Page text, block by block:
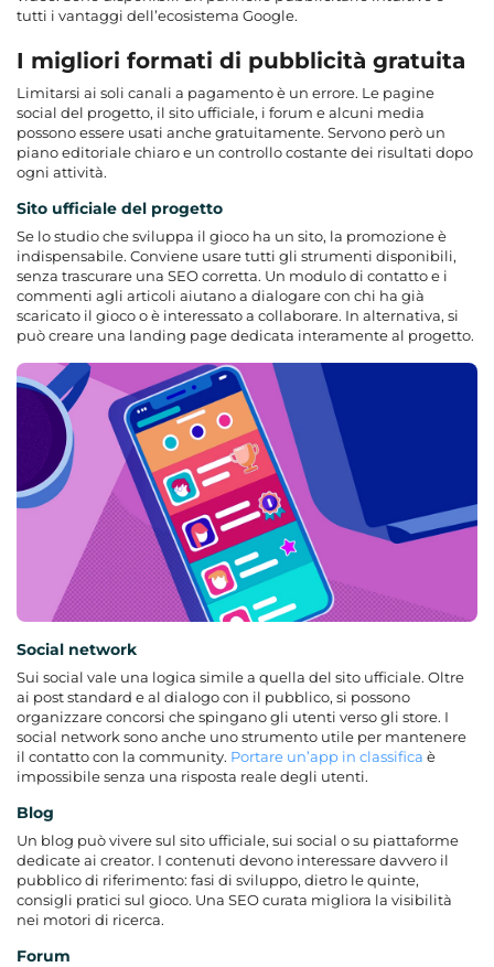
tutti i vantaggi dell’ecosistema Google.
I migliori formati di pubblicità gratuita
Limitarsi ai soli canali a pagamento è un errore. Le pagine
social del progetto, il sito ufficiale, i forum e alcuni media
possono essere usati anche gratuitamente. Servono però un
piano editoriale chiaro e un controllo costante dei risultati dopo
ogni attività.
Sito ufficiale del progetto
Se lo studio che sviluppa il gioco ha un sito, la promozione è
indispensabile. Conviene usare tutti gli strumenti disponibili,
senza trascurare una SEO corretta. Un modulo di contatto e i
commenti agli articoli aiutano a dialogare con chi ha già
scaricato il gioco o è interessato a collaborare. In alternativa, si
può creare una landing page dedicata interamente al progetto.
Social network
Sui social vale una logica simile a quella del sito ufficiale. Oltre
ai post standard e al dialogo con il pubblico, si possono
organizzare concorsi che spingano gli utenti verso gli store. I
social network sono anche uno strumento utile per mantenere
il contatto con la community. Portare un’app in classifica è
impossibile senza una risposta reale degli utenti.
Blog
Un blog può vivere sul sito ufficiale, sui social o su piattaforme
dedicate ai creator. I contenuti devono interessare davvero il
pubblico di riferimento: fasi di sviluppo, dietro le quinte,
consigli pratici sul gioco. Una SEO curata migliora la visibilità
nei motori di ricerca.
Forum